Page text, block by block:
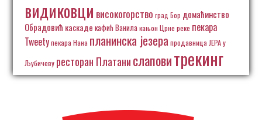
видиковци високогорство град Бор домаћинство
Обрадовић каскаде кафић Ванила кањон Црне реке пекара
Tweetyпекара Нана планинска језера продавница ЈЕРА у
Љубичеву ресторан Платанислаповитрекинг